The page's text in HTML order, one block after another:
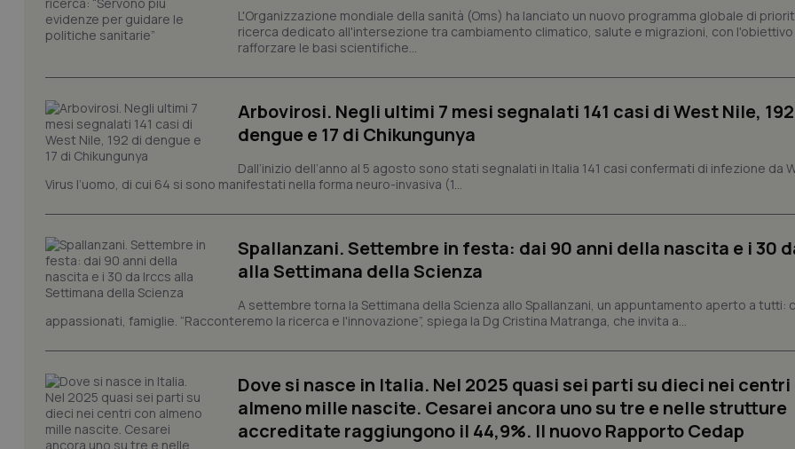
L'Organizzazione mondiale della sanità (Oms) ha lanciato un nuovo programma globale di
ricerca dedicato all'intersezione tra cambiamento climatico, salute e migrazioni, con l'obiettivo
rafforzare le basi scientifiche...
Arbovirosi. Negli ultimi 7 mesi segnalati 141 casi di West Nile,
dengue e 17 di Chikungunya
Dall’inizio dell’anno al 5 agosto sono stati segnalati in Italia 141 casi confermati di infezione da
Virus l’uomo, di cui 64 si sono manifestati nella forma neuro-invasiva (1...
Spallanzani. Settembre in festa: dai 90 anni della nascita e i 30
alla Settimana della Scienza
A settembre torna la Settimana della Scienza allo Spallanzani, un appuntamento aperto a tutti:
appassionati, famiglie. “Racconteremo la ricerca e l'innovazione”, spiega la Dg Cristina Matranga, che invita a...
Dove si nasce in Italia. Nel 2025 quasi sei parti su dieci nei centri
almeno mille nascite. Cesarei ancora uno su tre e nelle strutture
accreditate raggiungono il 44,9%. Il nuovo Rapporto Cedap
utilizzato da Google. Questo
per distinguere utenti unici
generato in modo casuale come
www.quotidianosanita.it
linguaggio PHP. Si tratta di un
generico utilizzato per
buon esempio è mantenere uno
Dominio
_ga_0VMQEQKQ1N .quotidianosanita.it
1 anno 1
Questo cookie viene utilizzato da Google
VISITOR_INFO1_LIVE
Google LLC
.youtube.com
5 mesi 4
settimane
Questo cookie è impostato da Youtube
delle preferenze dell'utente per i video di
utilizzando la nuova o la vecchia versione
__Secure-YNID
.youtube.com
5 mesi 4
settimane
Questo cookie è impostato da Youtube
delle preferenze dell'utente per i video di
nei siti; può anche determinare se il
utilizzando la nuova o la vecchia versione
Youtube.